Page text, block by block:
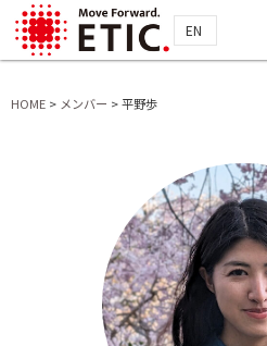
EN
HOME > メンバー >平野歩